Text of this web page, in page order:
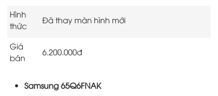
Hình
thức
Đã thay màn hình mới
Giá
bán
6.200.000đ
Samsung 65Q6FNAK